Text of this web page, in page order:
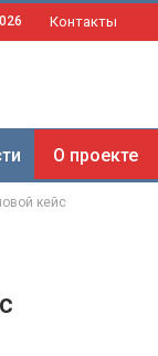
Контакты
О проекте
кейс